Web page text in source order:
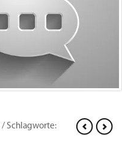
/ Schlagworte: